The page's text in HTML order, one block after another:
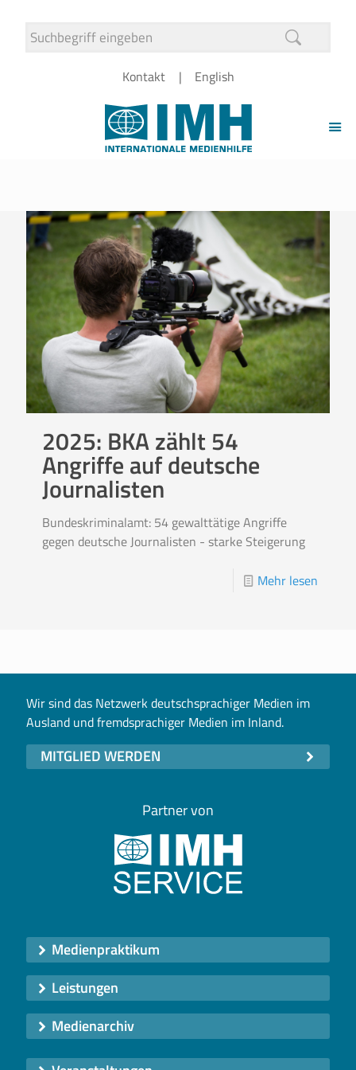
Kontakt English
2025: BKA zählt 54
Angriffe auf deutsche
Journalisten
Bundeskriminalamt: 54 gewalttätige Angriffe
gegen deutsche Journalisten - starke Steigerung
Mehr lesen
Wir sind das Netzwerk deutschsprachiger Medien im
Ausland und fremdsprachiger Medien im Inland.
MITGLIED WERDEN
Partner von
Medienpraktikum
Leistungen
Medienarchiv